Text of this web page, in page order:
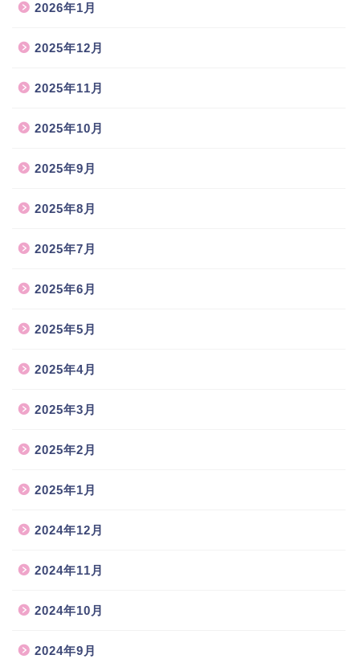
2026年1月
2025年12月
2025年11月
2025年10月
2025年9月
2025年8月
2025年7月
2025年6月
2025年5月
2025年4月
2025年3月
2025年2月
2025年1月
2024年12月
2024年11月
2024年10月
2024年9月